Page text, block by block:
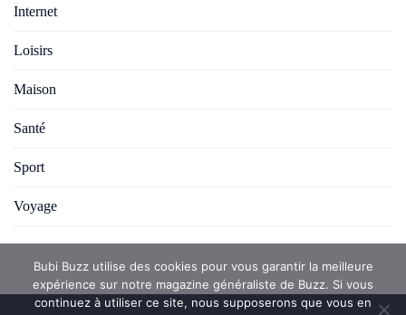
Internet
Loisirs
Maison
Santé
Sport
Voyage
Bubi Buzz utilise des cookies pour vous garantir la meilleure
expérience sur notre magazine généraliste de Buzz. Si vous
continuez à utiliser ce site, nous supposerons que vous en